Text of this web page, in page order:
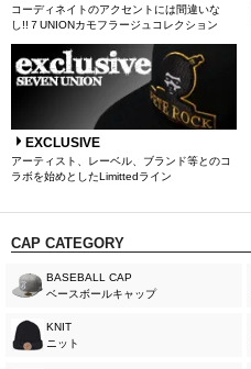
コーディネイトのアクセントには間違いな
し!!７UNIONカモフラージュコレクション
EXCLUSIVE
アーティスト、レーベル、ブランド等とのコ
ラボを始めとしたLimittedライン
CAP CATEGORY
BASEBALL CAP
ベースボールキャップ
KNIT
ニット